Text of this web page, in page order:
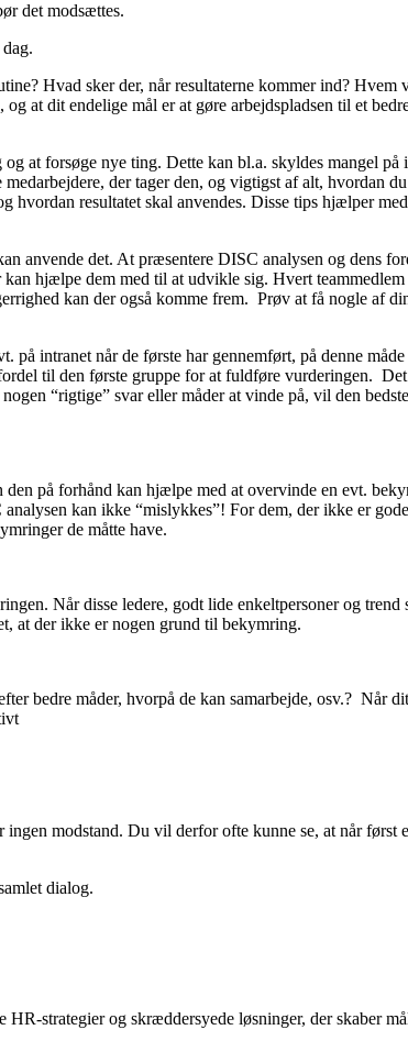
det modsættes.
Hvad sker der, når resultaterne kommer ind? Hvem
at dit endelige mål er at gøre arbejdspladsen til et
at forsøge nye ting. Dette kan bl.a. skyldes mangel
der tager den, og vigtigst af alt, hvordan
resultatet skal anvendes. Disse tips hjælper
anvende det. At præsentere DISC analysen og dens
hjælpe dem med til at udvikle sig. Hvert
kan der også komme frem. Prøv at få nogle af
intranet når de første har gennemført, på denne
til den første gruppe for at fuldføre vurderingen.
“rigtige” svar eller måder at vinde på, vil den
på forhånd kan hjælpe med at overvinde en evt.
kan ikke “mislykkes”! For dem, der ikke er
de måtte have.
Når disse ledere, godt lide enkeltpersoner og trend
at der ikke er nogen grund til bekymring.
bedre måder, hvorpå de kan samarbejde, osv.? Når
modstand. Du vil derfor ofte kunne se, at når først
dialog.
strategier og skræddersyede løsninger, der skaber